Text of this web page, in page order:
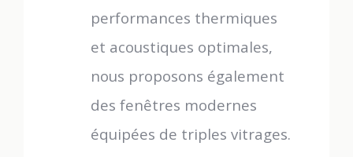
performances thermiques
et acoustiques optimales,
nous proposons également
des fenêtres modernes
équipées de triples vitrages.